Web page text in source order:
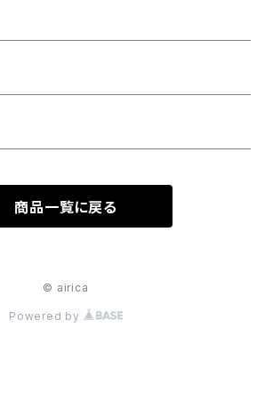
商品一覧に戻る
© airica
Powered by